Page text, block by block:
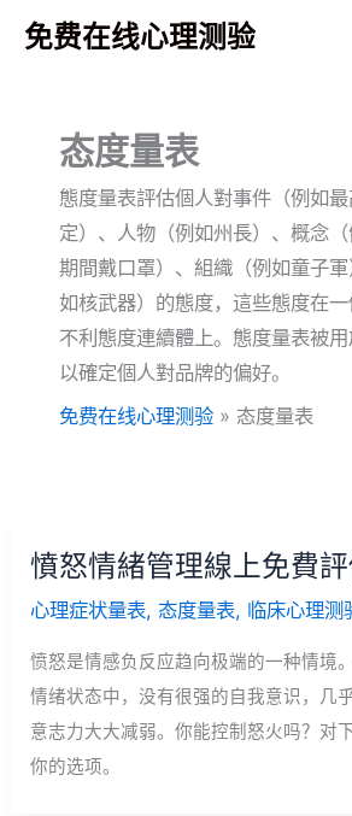
免费在线心理测验
态度量表
態度量表評估個人對事件（例如
定）、人物（例如州長）、概念
期間戴口罩）、組織（例如童子
如核武器）的態度，這些態度在
不利態度連續體上。態度量表被用
以確定個人對品牌的偏好。
免费在线心理测验 » 态度量表
憤怒情緒管理線上免費
心理症状量表, 态度量表, 临床心理测
愤怒是情感负反应趋向极端的一种情境
情绪状态中，没有很强的自我意识，几
意志力大大减弱。你能控制怒火吗？对
你的选项。